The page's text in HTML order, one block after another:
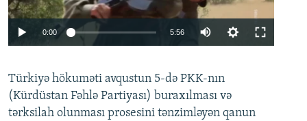
Auto 240p 360p 480p
0:00 5:56
360p
480p
Türkiyə hökuməti avqustun 5-də PKK-nın
(Kürdüstan Fəhlə Partiyası) buraxılması və
tərksilah olunması prosesini tənzimləyən qanun